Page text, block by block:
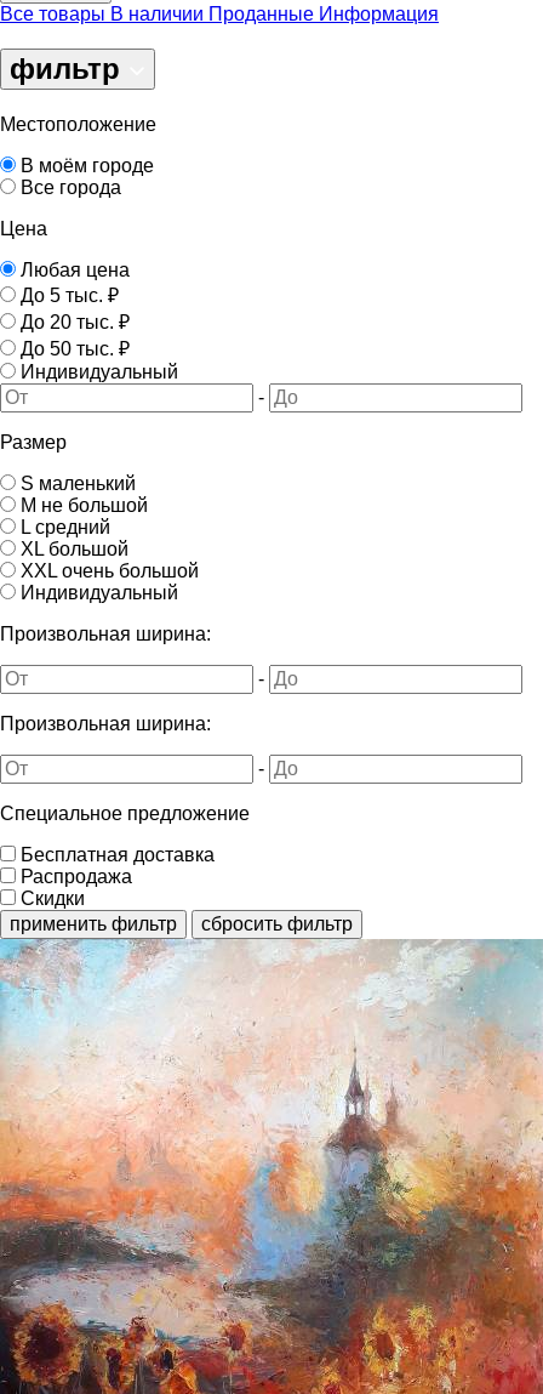
Все товары В наличии Проданные Информация
фильтр
Местоположение
В моём городе
Все города
Цена
Любая цена
До 5 тыс. ₽
До 20 тыс. ₽
До 50 тыс. ₽
Индивидуальный
-
Размер
S маленький
M не большой
L средний
XL большой
XXL очень большой
Индивидуальный
Произвольная ширина:
-
Произвольная ширина:
-
Специальное предложение
Бесплатная доставка
Распродажа
Скидки
применить фильтр
сбросить фильтр